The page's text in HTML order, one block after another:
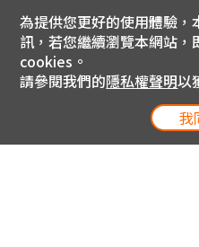
為提供您更好的使用體驗
訊，若您繼續瀏覽本網站，
cookies。
請參閱我們的隱私權聲明以
我